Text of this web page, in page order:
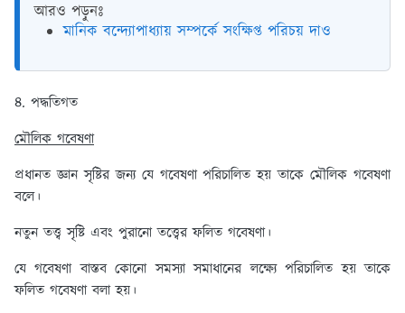
আরও পড়ুনঃ
মানিক বন্দ্যোপাধ্যায় সম্পর্কে সংক্ষিপ্ত পরিচয় দাও
৪. পদ্ধতিগত
মৌলিক গবেষণা
প্রধানত জ্ঞান সৃষ্টির জন্য যে গবেষণা পরিচালিত হয় তাকে মৌলিক গবেষণা
বলে।
নতুন তত্ত্ব সৃষ্টি এবং পুরানো তত্ত্বের ফলিত গবেষণা।
যে গবেষণা বাস্তব কোনো সমস্যা সমাধানের লক্ষ্যে পরিচালিত হয় তাকে
ফলিত গবেষণা বলা হয়।